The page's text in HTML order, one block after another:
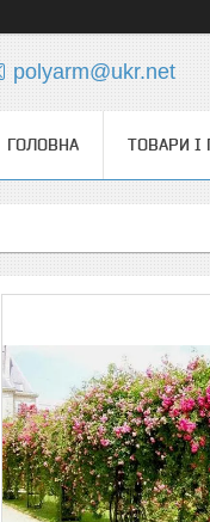
polyarm@ukr.net
ГОЛОВНА ТОВАРИ І